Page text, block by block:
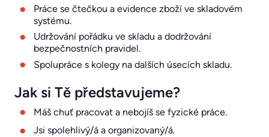
Práce se čtečkou a evidence zboží ve skladovém
systému.
Udržování pořádku ve skladu a dodržování
bezpečnostních pravidel.
Spolupráce s kolegy na dalších úsecích skladu.
Jak si Tě představujeme?
Máš chuť pracovat a nebojíš se fyzické práce.
Jsi spolehlivý/á a organizovaný/á.